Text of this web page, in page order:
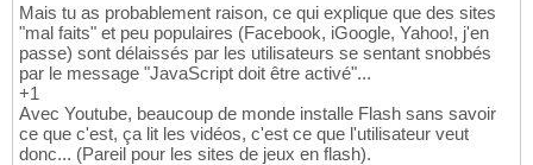
Mais tu as probablement raison, ce qui explique que des sites
"mal faits" et peu populaires (Facebook, iGoogle, Yahoo!, j'en
passe) sont délaissés par les utilisateurs se sentant snobbés
par le message "JavaScript doit être activé"...
+1
Avec Youtube, beaucoup de monde installe Flash sans savoir
ce que c'est, ça lit les vidéos, c'est ce que l'utilisateur veut
donc... (Pareil pour les sites de jeux en flash).